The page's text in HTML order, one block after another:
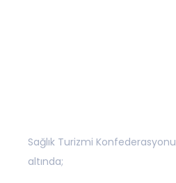
Sağlık Turizmi Konfederasyonu
altında;